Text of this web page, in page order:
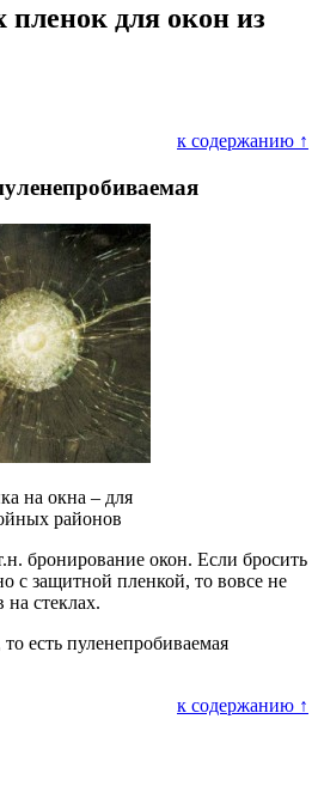
для окон из
к содержанию ↑
на окна – для
районов
бронирование окон. Если бросить
с защитной пленкой, то вовсе не
на стеклах.
есть пуленепробиваемая
к содержанию ↑